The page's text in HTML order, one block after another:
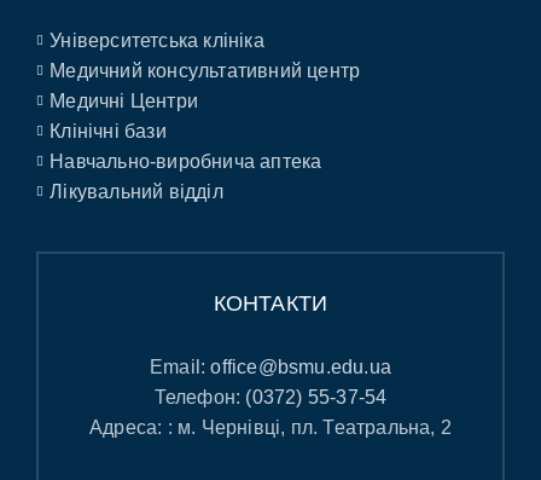
Університетська клініка
Медичний консультативний центр
Медичні Центри
Клінічні бази
Навчально-виробнича аптека
Лікувальний відділ
КОНТАКТИ
Email:office@bsmu.edu.ua
Телефон: (0372) 55-37-54
Адреса: : м. Чернівці, пл. Театральна, 2